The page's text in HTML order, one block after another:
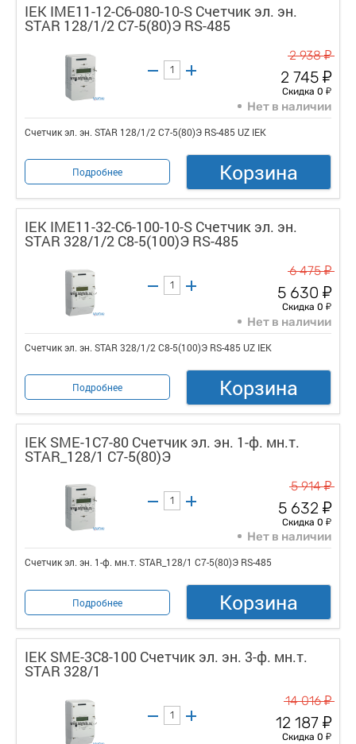
IEK IME11-12-C6-080-10-S Счетчик эл. эн.
STAR 128/1/2 С7-5(80)Э RS-485
2 938у
2 745 у
Скидка 0 у
Нет в наличии
Счетчик эл. эн. STAR 128/1/2 С7-5(80)Э RS-485 UZ IEK
Подробнее Корзина
IEK IME11-32-C6-100-10-S Счетчик эл. эн.
STAR 328/1/2 С8-5(100)Э RS-485
6 475у
5 630 у
Скидка 0 у
Нет в наличии
Счетчик эл. эн. STAR 328/1/2 С8-5(100)Э RS-485 UZ IEK
Подробнее Корзина
IEK SME-1C7-80 Счетчик эл. эн. 1-ф. мн.т.
STAR_128/1 С7-5(80)Э
5 914у
5 632 у
Скидка 0 у
Нет в наличии
Счетчик эл. эн. 1-ф. мн.т. STAR_128/1 С7-5(80)Э RS-485
Подробнее Корзина
IEK SME-3C8-100 Счетчик эл. эн. 3-ф. мн.т.
STAR 328/1
14 016у
12 187 у
Скидка 0 у